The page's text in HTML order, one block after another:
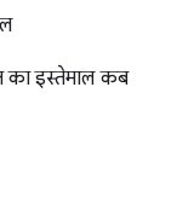
का इस्तेमाल कब